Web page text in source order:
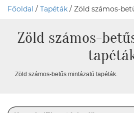
Főoldal / Tapéták / Zöld számos-
Zöld számos-
Zöld számos-betűs mintázatú tapéták.